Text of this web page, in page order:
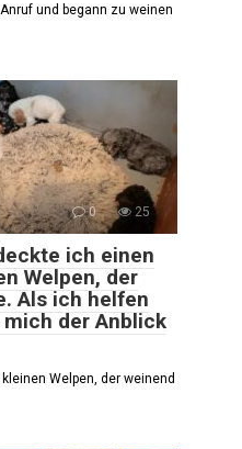
und begann zu weinen
0 25
ich einen
Welpen, der
Als ich helfen
der Anblick
Welpen, der weinend